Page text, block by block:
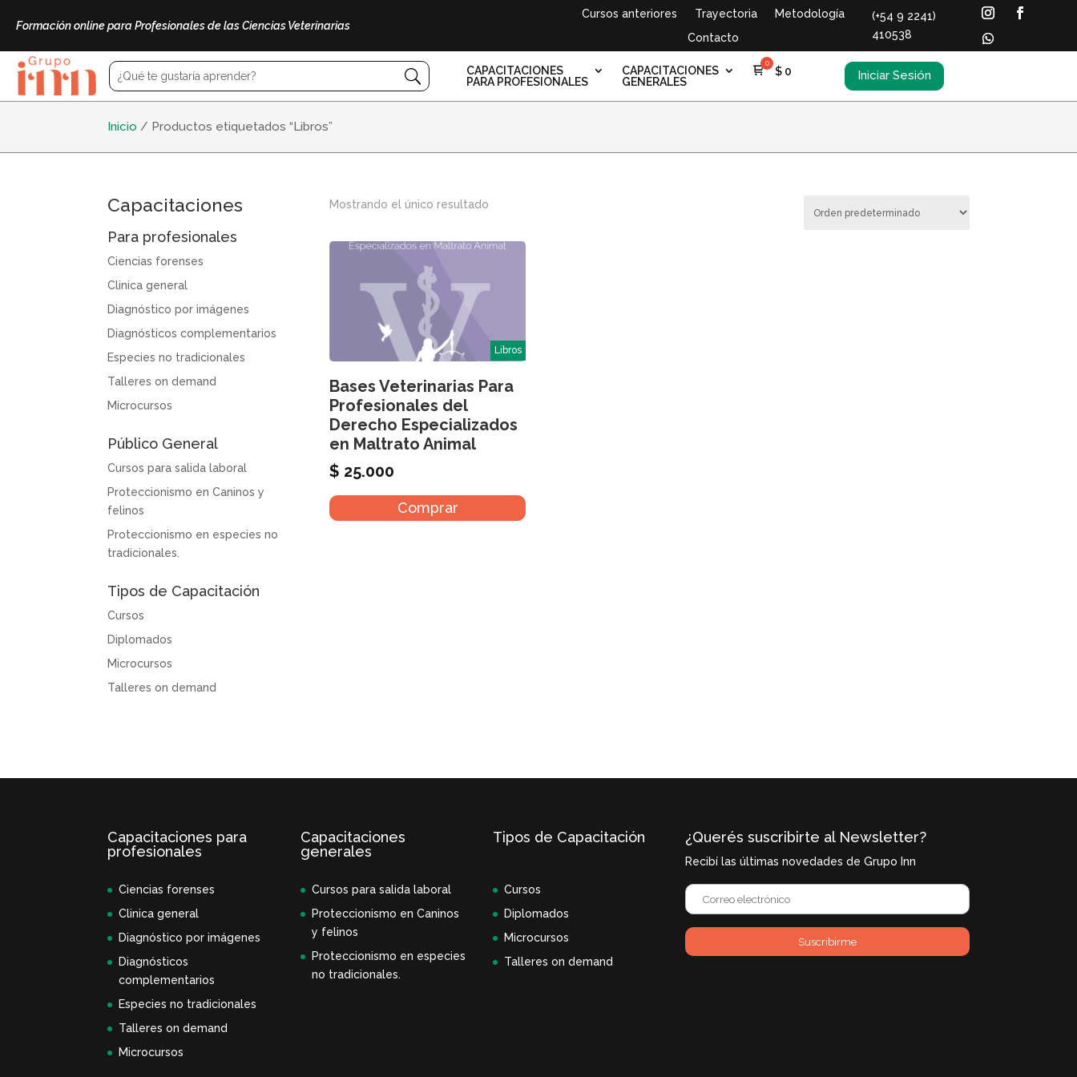
Formación online para Profesionales de las Ciencias Veterinarias
Cursos anteriores Trayectoria
Metodología
Contacto
(+54 9 2241)
410538
CAPACITACIONES
PARA PROFESIONALES
CAPACITACIONES
GENERALES
$ 0 Iniciar Sesión
Inicio / Productos etiquetados “Libros”
Capacitaciones
Para profesionales
Ciencias forenses
Clinica general
Diagnóstico por imágenes
Diagnósticos complementarios
Especies no tradicionales
Talleres on demand
Microcursos
Público General
Cursos para salida laboral
Proteccionismo en Caninos y
felinos
Proteccionismo en especies no
tradicionales.
Tipos de Capacitación
Cursos
Diplomados
Microcursos
Talleres on demand
Mostrando el único resultado
Libros
Bases Veterinarias Para
Profesionales del
Derecho Especializados
en Maltrato Animal
$ 25.000
Comprar
Capacitaciones para
profesionales
Ciencias forenses
Clinica general
Diagnóstico por imágenes
Diagnósticos
complementarios
Especies no tradicionales
Talleres on demand
Microcursos
Capacitaciones
generales
Cursos para salida laboral
Proteccionismo en Caninos
y felinos
Proteccionismo en especies
no tradicionales.
Tipos de Capacitación
Cursos
Diplomados
Microcursos
Talleres on demand
¿Querés suscribirte al Newsletter?
Recibí las últimas novedades de Grupo Inn